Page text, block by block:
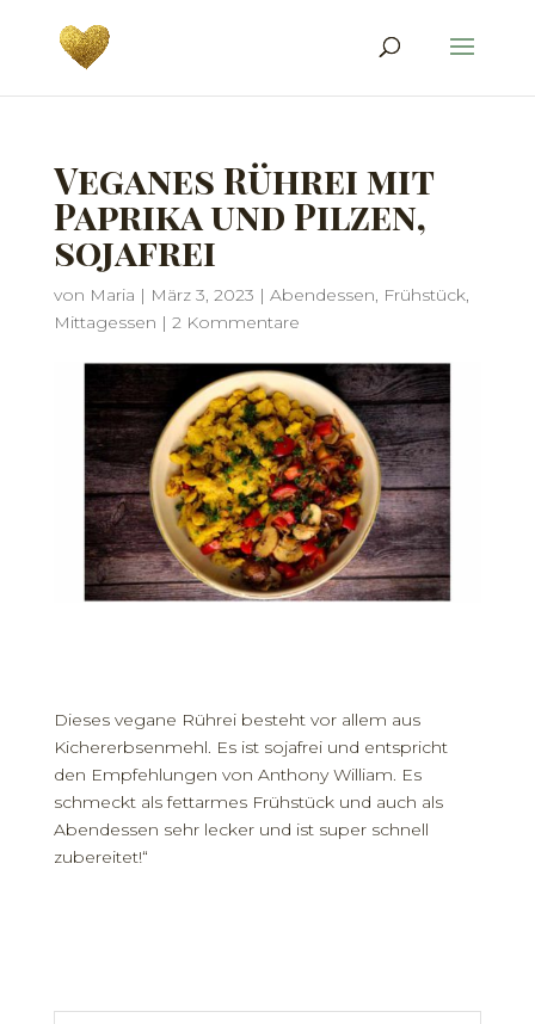
Veganes Rührei mit
Paprika und Pilzen,
sojafrei
von Maria | März 3, 2023 | Abendessen, Frühstück,
Mittagessen | 2 Kommentare
Dieses vegane Rührei besteht vor allem aus
Kichererbsenmehl. Es ist sojafrei und entspricht
den Empfehlungen von Anthony William. Es
schmeckt als fettarmes Frühstück und auch als
Abendessen sehr lecker und ist super schnell
zubereitet!“